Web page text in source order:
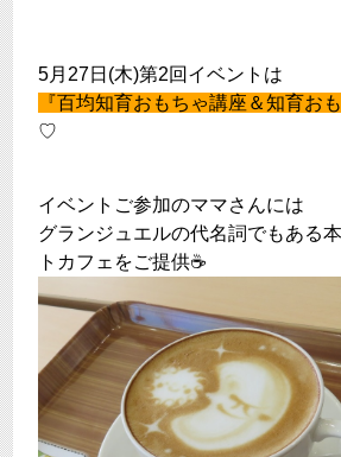
5月27日(木)第2回イベントは
『百均知育おもちゃ講座＆知育お
♡
イベントご参加のママさんには
グランジュエルの代名詞でもある
トカフェをご提供☕